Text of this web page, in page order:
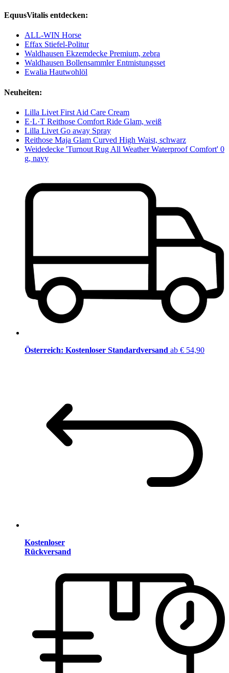
EquusVitalis entdecken:
ALL-WIN Horse
Effax Stiefel-Politur
Waldhausen Ekzemdecke Premium, zebra
Waldhausen Bollensammler Entmistungsset
Ewalia Hautwohlöl
Neuheiten:
Lilla Livet First Aid Care Cream
E·L·T Reithose Comfort Ride Glam, weiß
Lilla Livet Go away Spray
Reithose Maja Glam Curved High Waist, schwarz
Weidedecke 'Turnout Rug All Weather Waterproof Comfort' 0
g, navy
Österreich: Kostenloser Standardversand ab € 54,90
Kostenloser
Rückversand